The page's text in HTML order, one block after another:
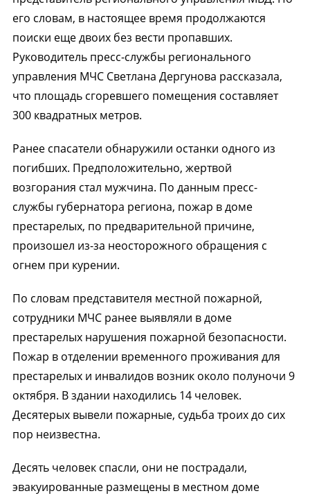
его словам, в настоящее время продолжаются
поиски еще двоих без вести пропавших.
Руководитель пресс-службы регионального
управления МЧС Светлана Дергунова рассказала,
что площадь сгоревшего помещения составляет
300 квадратных метров.
Ранее спасатели обнаружили останки одного из
погибших. Предположительно, жертвой
возгорания стал мужчина. По данным пресс-
службы губернатора региона, пожар в доме
престарелых, по предварительной причине,
произошел из-за неосторожного обращения с
огнем при курении.
По словам представителя местной пожарной,
сотрудники МЧС ранее выявляли в доме
престарелых нарушения пожарной безопасности.
Пожар в отделении временного проживания для
престарелых и инвалидов возник около полуночи 9
октября. В здании находились 14 человек.
Десятерых вывели пожарные, судьба троих до сих
пор неизвестна.
Десять человек спасли, они не пострадали,
эвакуированные размещены в местном доме